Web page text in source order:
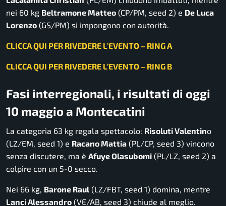
nei 60 kg Beltramone Matteo (CP/PM, seed 2) e De Luca
Lorenzo (GS/PM) si impongono con autorità.
CLICCA QUI PER RIVEDERE L’EVENTO – RING A
CLICCA QUI PER RIVEDERE L’EVENTO – RING B
Fasi interregionali, i risultati di oggi
10 maggio a Montecatini
La categoria 63 kg regala spettacolo: Risoluti Valentino
(LZ/EM, seed 1) e Racano Mattia (PL/CP, seed 3) vincono
senza discutere, ma è Afuye Olasubomi (PL/LZ, seed 2) a
colpire con un 5-0 secco.
Nei 66 kg, Barone Raul (LZ/FBT, seed 1) domina, mentre
Lanci Alessandro (VE/AB, seed 3) chiude al meglio.